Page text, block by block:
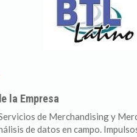
la Empresa
de Merchandising y
de datos en campo.